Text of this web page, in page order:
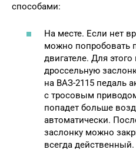
способами:
На месте. Если нет
можно попробовать
двигателе. Для
дроссельную
на ВАЗ-2115 педаль
с тросовым
попадет больше
автоматически.
заслонку можно
всегда